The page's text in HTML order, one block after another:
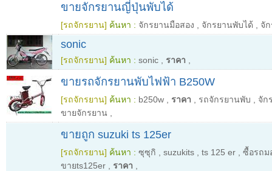
ขายจักรยานญี่ปุ่นพับได้
[รถจักรยาน] ค้นหา : จักรยานมือสอง จักรยานพับได้ จั
sonic
[รถจักรยาน] ค้นหา : sonic ราคา
ขายรถจักรยานพับไฟฟ้า B250W
[รถจักรยาน] ค้นหา : b250w ราคา รถจักรยานพับ
จัก
ขายจักรยาน
ขายถูก suzuki ts 125er
[รถจักรยาน] ค้นหา : ซุซุกิ suzukits ts 125 er
ซื้อรถม
ขายts125er
ราคา